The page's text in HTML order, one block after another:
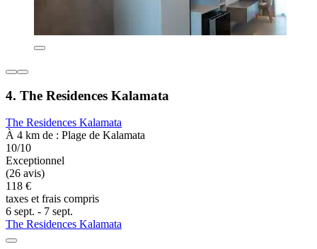
4. The Residences Kalamata
The Residences Kalamata
À 4 km de : Plage de Kalamata
10/10
Exceptionnel
(26 avis)
118 €
taxes et frais compris
6 sept. - 7 sept.
The Residences Kalamata